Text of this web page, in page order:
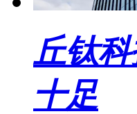
丘钛
十足